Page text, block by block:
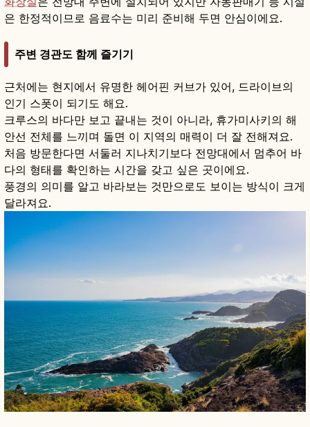
은 한정적이므로 음료수는 미리 준비해 두면 안심이에요.
주변 경관도 함께 즐기기
근처에는 현지에서 유명한 헤어핀 커브가 있어, 드라이브의
인기 스폿이 되기도 해요.
크루스의 바다만 보고 끝내는 것이 아니라, 휴가미사키의 해
안선 전체를 느끼며 돌면 이 지역의 매력이 더 잘 전해져요.
처음 방문한다면 서둘러 지나치기보다 전망대에서 멈추어 바
다의 형태를 확인하는 시간을 갖고 싶은 곳이에요.
풍경의 의미를 알고 바라보는 것만으로도 보이는 방식이 크게
달라져요.